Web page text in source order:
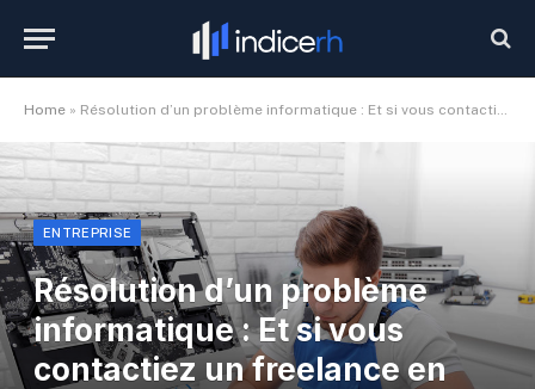
Home » Résolution d’un problème informatique : Et si vous contactiez un freelance en informatique ?
ENTREPRISE
Résolution d’un problème
informatique : Et si vous
contactiez un freelance en